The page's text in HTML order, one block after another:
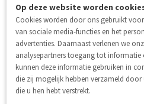
Op deze website worden
Cookies worden door ons gebruikt
van sociale media-functies en het
advertenties. Daarnaast verlenen we
analysepartners toegang tot informatie
kunnen deze informatie gebruiken in
die zij mogelijk hebben verzameld
die u hen hebt verstrekt.